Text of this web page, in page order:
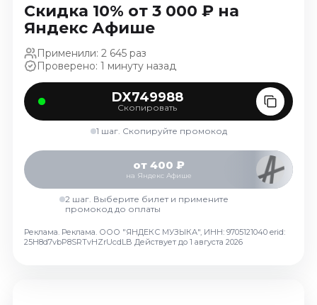
Экскурсии
Сентябрь 2026
Октябрь 2026
Спорт
Август 2026
События
Август 2026
Сентябрь 2026
Октябрь 2026
Скидка 10% от 3 000 ₽ на
Яндекс Афише
Применили: 2 645 раз
Проверено: 1 минуту назад
DX749988
Скопировать
1 шаг. Скопируйте промокод
от 400 ₽
на Яндекс Афише
2 шаг. Выберите билет и примените
промокод до оплаты
Реклама. Реклама. ООО "ЯНДЕКС МУЗЫКА", ИНН: 9705121040 erid:
25H8d7vbP8SRTvHZrUcdLB Действует до 1 августа 2026